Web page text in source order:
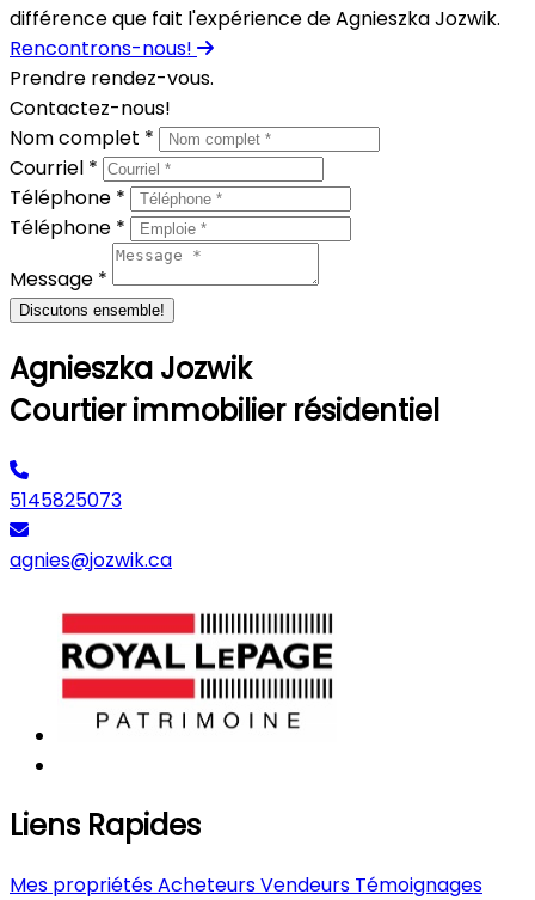
différence que fait l'expérience de Agnieszka Jozwik.
Rencontrons-nous!
Prendre rendez-vous.
Contactez-nous!
Nom complet *
Courriel *
Téléphone *
Téléphone *
Message *
Discutons ensemble!
Agnieszka Jozwik
Courtier immobilier résidentiel
5145825073
agnies@jozwik.ca
Liens Rapides
Mes propriétésAcheteursVendeurs Témoignages